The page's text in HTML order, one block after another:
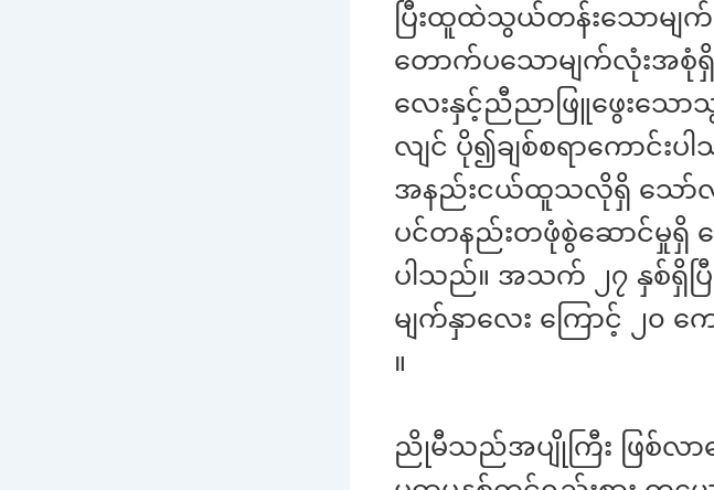
ပြီးထူထဲသွယ်တန်းသောမျ
တောက်ပသောမျက်လုံးအစုံရှိ
လေးနှင့်ညီညာဖြူဖွေးသော
လျင် ပို၍ချစ်စရာကောင်း
အနည်းငယ်ထူသလိုရှိ သော်လည်
ပင်တနည်းတဖုံစွဲဆောင်မှုရှိ
ပါသည်။ အသက် ၂၇ နှစ်ရှိပ
မျက်နှာလေး ကြောင့် ၂၀
။
ညိုမီသည်အပျိုကြီး ဖြစ်